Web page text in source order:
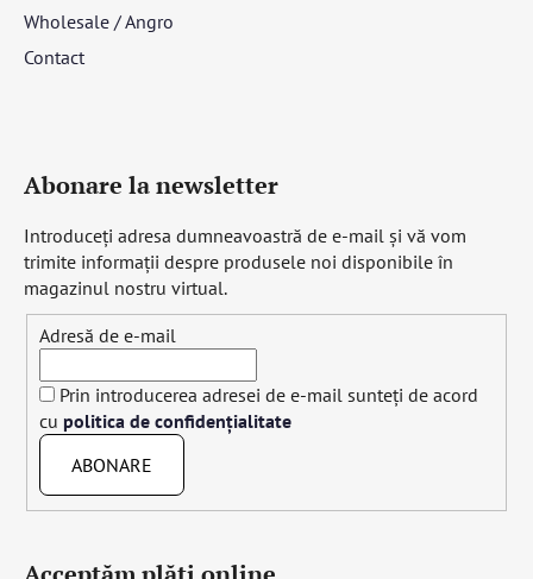
Wholesale / Angro
Contact
Abonare la newsletter
Introduceţi adresa dumneavoastră de e-mail şi vă vom
trimite informaţii despre produsele noi disponibile în
magazinul nostru virtual.
Adresă de e-mail
Prin introducerea adresei de e-mail sunteți de acord
cu politica de confidențialitate
ABONARE